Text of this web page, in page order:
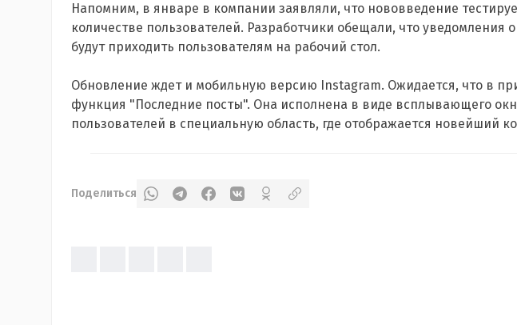
Напомним, в январе в компании заявляли, что нововведение
количестве пользователей. Разработчики обещали, что уведомления
будут приходить пользователям на рабочий стол.
Обновление ждет и мобильную версию Instagram. Ожидается, что в
функция "Последние посты". Она исполнена в виде всплывающего
пользователей в специальную область, где отображается новейший
Поделиться